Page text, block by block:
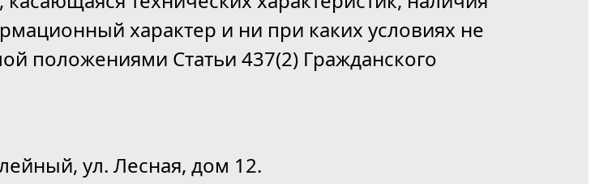
характер и ни при каких условиях не
положениями Статьи 437(2) Гражданского
ул. Лесная, дом 12.